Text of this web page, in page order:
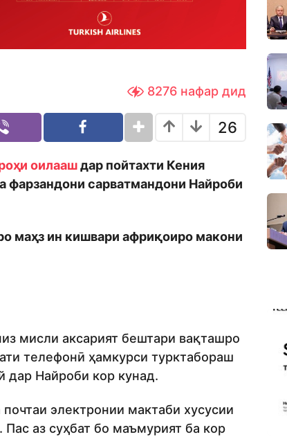
8276 нафар дид
26
оилаашдар пойтахти Кения
фарзандони сарватмандони Найроби
маҳз ин кишвари африқоиро макони
мисли аксарият бештари вақташро
телефонӣ ҳамкурси турктабораш
дар Найроби кор кунад.
электронии мактаби хусусии
аз суҳбат бо маъмурият ба кор